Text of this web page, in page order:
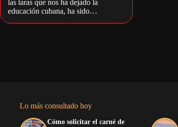
las taras que nos ha dejado la
educación cubana, ha sido…
Lo más consultado hoy
Cómo solicitar el carné de